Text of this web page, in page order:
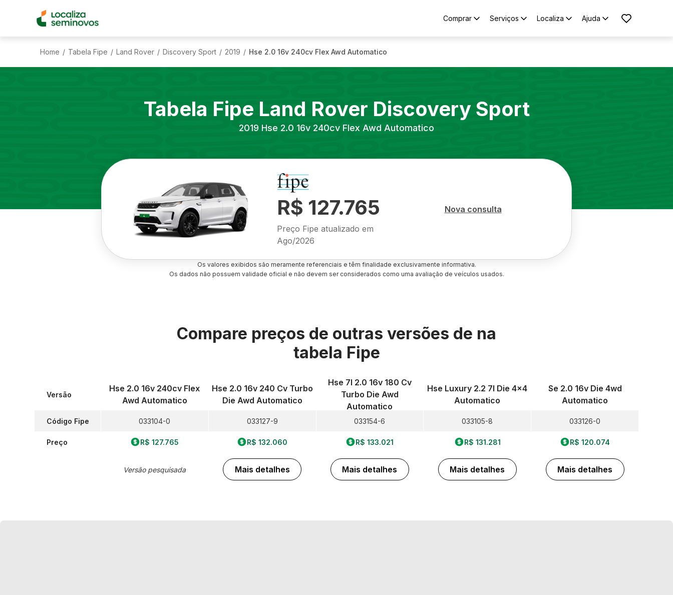
Comprar Serviços Localiza Ajuda
Home / Tabela Fipe / Land Rover / Discovery Sport / 2019 / Hse 2.0 16v 240cv Flex Awd Automatico
Tabela Fipe Land Rover Discovery Sport
2019 Hse 2.0 16v 240cv Flex Awd Automatico
R$ 127.765
Preço Fipe atualizado em
Ago/2026
Nova consulta
Os valores exibidos são meramente referenciais e têm finalidade exclusivamente informativa.
Os dados não possuem validade oficial e não devem ser considerados como uma avaliação de veículos usados.
Compare preços de outras versões de na
tabela Fipe
Versão
Código Fipe
Preço
Hse 2.0 16v 240cv Flex
Awd Automatico
033104-0
R$ 127.765
Versão pesquisada
Hse 2.0 16v 240 Cv Turbo
Die Awd Automatico
033127-9
R$ 132.060
Mais detalhes
Hse 7l 2.0 16v 180 Cv
Turbo Die Awd
Automatico
033154-6
R$ 133.021
Mais detalhes
Hse Luxury 2.2 7l Die 4x4
Automatico
033105-8
R$ 131.281
Mais detalhes
Se 2.0 16v Die 4wd
Automatico
033126-0
R$ 120.074
Mais detalhes